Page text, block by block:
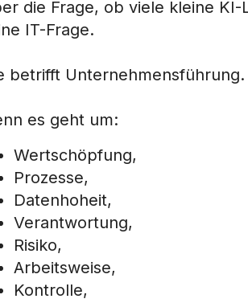
die Frage, ob viele kleine
IT-Frage.
betrifft Unternehmensführung.
es geht um:
Wertschöpfung,
Prozesse,
Datenhoheit,
Verantwortung,
Risiko,
Arbeitsweise,
Kontrolle,